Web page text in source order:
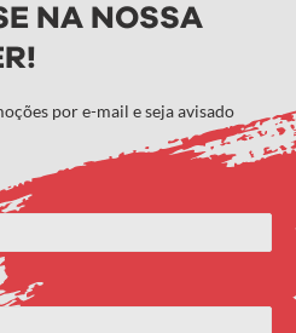
NA NOSSA
por e-mail e seja avisado